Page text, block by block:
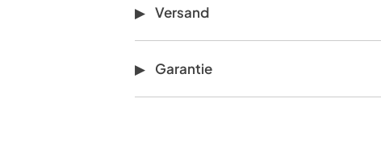
Versand
Garantie